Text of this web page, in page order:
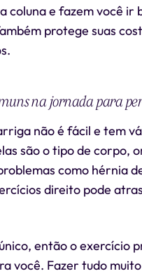
coluna e fazem você ir
protege suas
na jornada para
não é fácil e tem
são o tipo de corpo,
como hérnia
direito pode
então o exercício
você. Fazer tudo